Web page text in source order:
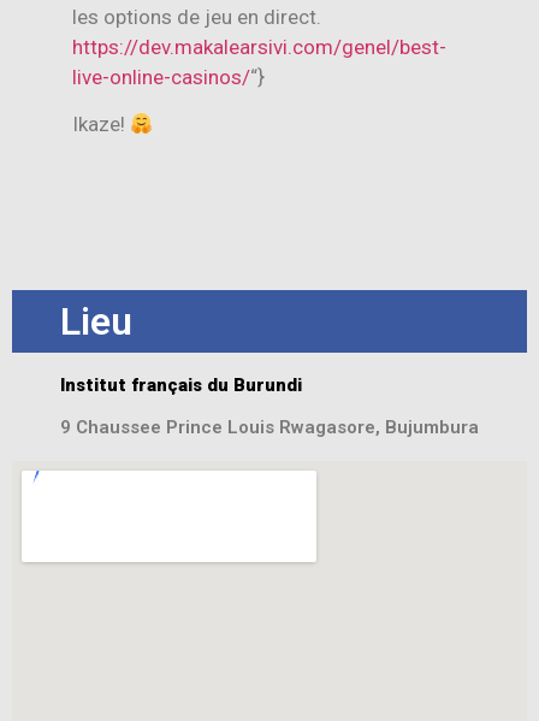
les options de jeu en direct.
https://dev.makalearsivi.com/genel/best-
live-online-casinos/“}
Ikaze!
Lieu
Institut français du Burundi
9 Chaussee Prince Louis Rwagasore, Bujumbura